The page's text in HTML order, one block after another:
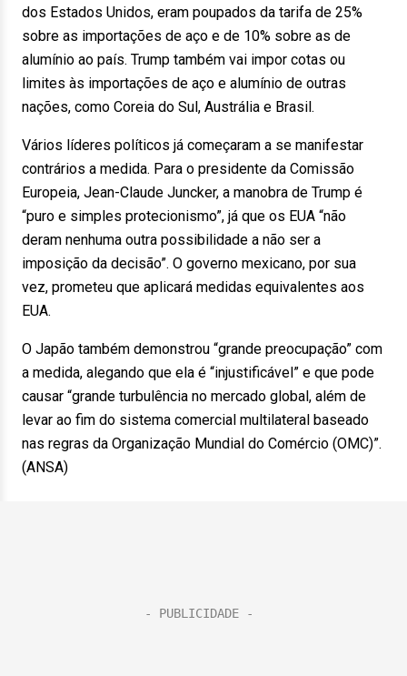
dos Estados Unidos, eram poupados da tarifa de 25%
sobre as importações de aço e de 10% sobre as de
alumínio ao país. Trump também vai impor cotas ou
limites às importações de aço e alumínio de outras
nações, como Coreia do Sul, Austrália e Brasil.
Vários líderes políticos já começaram a se manifestar
contrários a medida. Para o presidente da Comissão
Europeia, Jean-Claude Juncker, a manobra de Trump é
“puro e simples protecionismo”, já que os EUA “não
deram nenhuma outra possibilidade a não ser a
imposição da decisão”. O governo mexicano, por sua
vez, prometeu que aplicará medidas equivalentes aos
EUA.
O Japão também demonstrou “grande preocupação” com
a medida, alegando que ela é “injustificável” e que pode
causar “grande turbulência no mercado global, além de
levar ao fim do sistema comercial multilateral baseado
nas regras da Organização Mundial do Comércio (OMC)”.
(ANSA)